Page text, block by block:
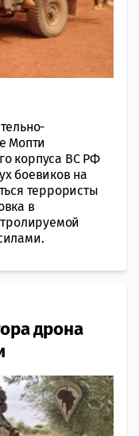
Мопти
корпуса ВС РФ
боевиков на
террористы
в
дрона